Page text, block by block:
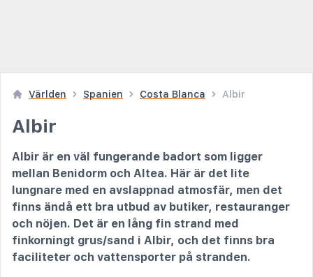
Världen Spanien Costa Blanca Albir
Albir
Albir är en väl fungerande badort som ligger
mellan Benidorm och Altea. Här är det lite
lungnare med en avslappnad atmosfär, men det
finns ändå ett bra utbud av butiker, restauranger
och nöjen. Det är en lång fin strand med
finkorningt grus/sand i Albir, och det finns bra
faciliteter och vattensporter på stranden.